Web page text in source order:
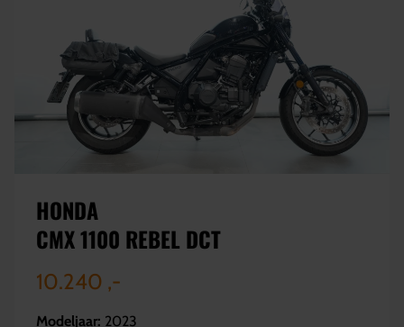
HONDA
CMX 1100 REBEL DCT
10.240 ,-
Modeljaar: 2023